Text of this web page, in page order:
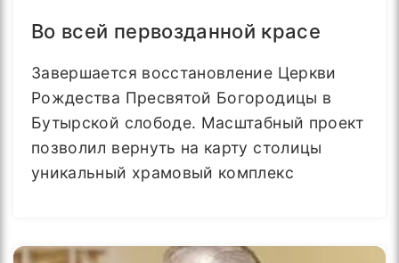
Во всей первозданной красе
Завершается восстановление Церкви
Рождества Пресвятой Богородицы в
Бутырской слободе. Масштабный проект
позволил вернуть на карту столицы
уникальный храмовый комплекс